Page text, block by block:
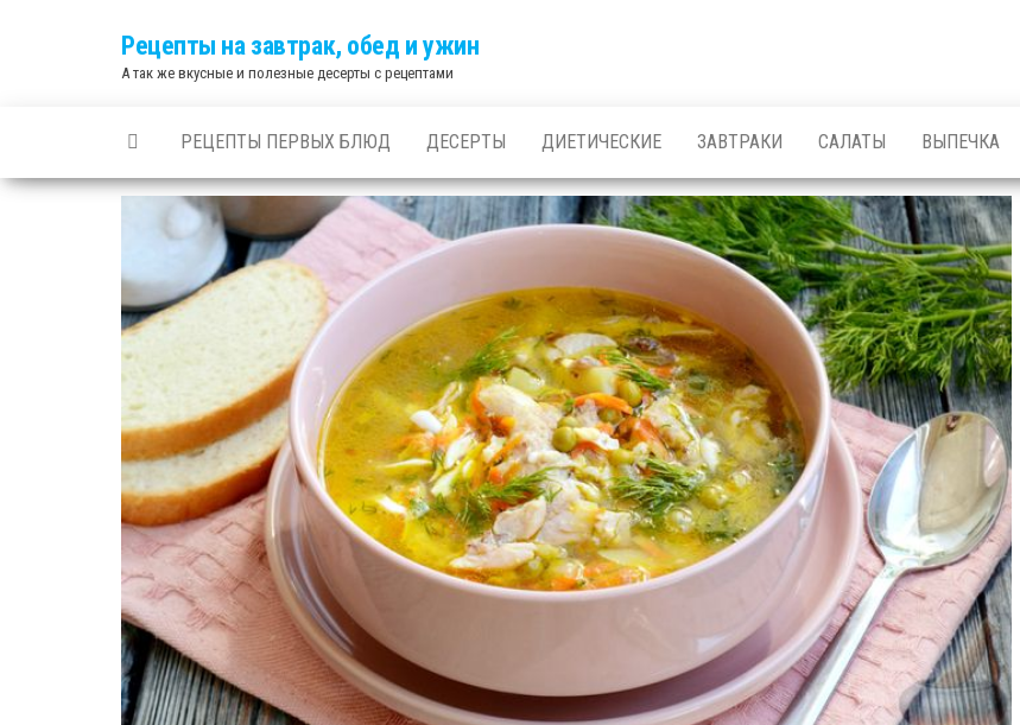
Рецепты на завтрак, обед и ужин
А так же вкусные и полезные десерты с рецептами
РЕЦЕПТЫ ПЕРВЫХ БЛЮД ДЕСЕРТЫ ДИЕТИЧЕСКИЕ ЗАВТРАКИ САЛАТЫ ВЫПЕЧКА